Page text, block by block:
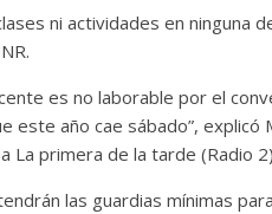
ni actividades en ninguna
es no laborable por el
este año cae sábado”,
La primera de la tarde (Radio
las guardias mínimas